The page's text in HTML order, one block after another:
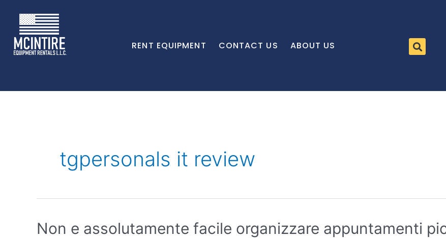
RENT EQUIPMENT CONTACT US ABOUT US
tgpersonals it review
Non e assolutamente facile organizzare appuntamenti